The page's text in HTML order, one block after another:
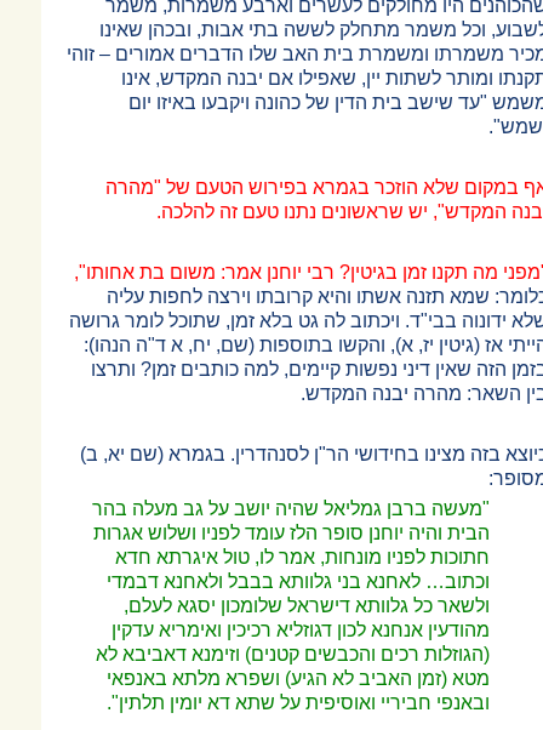
היו מחולקים לעשרים וארבע משמרות, משמר
וכל משמר מתחלק לששה בתי אבות, ובכהן שאינו
משמרתו ומשמרת בית האב שלו הדברים אמורים – זוהי
ומותר לשתות יין, שאפילו אם יבנה המקדש, אינו
"עד שישב בית הדין של כהונה ויקבעו באיזו יום
במקום שלא הוזכר בגמרא בפירוש הטעם של "מהרה
המקדש", יש שראשונים נתנו טעם זה להלכה.
מה תקנו זמן בגיטין? רבי יוחנן אמר: משום בת אחותו",
שמא תזנה אשתו והיא קרובתו וירצה לחפות עליה
ידונוה בבי"ד. ויכתוב לה גט בלא זמן, שתוכל לומר גרושה
אז (גיטין יז, א), והקשו בתוספות (שם, יח, א ד"ה הנהו):
הזה שאין דיני נפשות קיימים, למה כותבים זמן? ותרצו
השאר: מהרה יבנה המקדש.
בזה מצינו בחידושי הר"ן לסנהדרין. בגמרא (שם יא, ב)
"מעשה ברבן גמליאל שהיה יושב על גב מעלה בהר
הבית והיה יוחנן סופר הלז עומד לפניו ושלוש אגרות
חתוכות לפניו מונחות, אמר לו, טול איגרתא חדא
וכתוב… לאחנא בני גלוותא בבבל ולאחנא דבמדי
ולשאר כל גלוותא דישראל שלומכון יסגא לעלם,
מהודעין אנחנא לכון דגוזליא רכיכין ואימריא עדקין
(הגוזלות רכים והכבשים קטנים) וזימנא דאביבא לא
מטא (זמן האביב לא הגיע) ושפרא מלתא באנפאי
ובאנפי חביריי ואוסיפית על שתא דא יומין תלתין".